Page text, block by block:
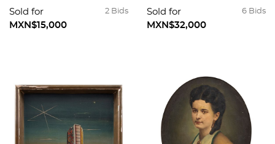
2 Bids
Sold for
MXN$15,000
6 Bids
Sold for
MXN$32,000